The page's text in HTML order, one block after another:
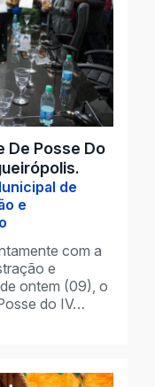
De Posse Do
de
e
com a
e
ontem (09), o
do IV…